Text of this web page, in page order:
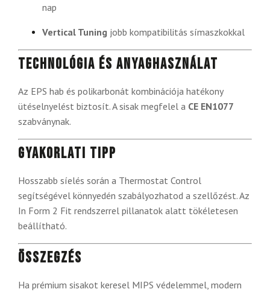
nap
Vertical Tuning jobb kompatibilitás símaszkokkal
Technológia és anyaghasználat
Az EPS hab és polikarbonát kombinációja hatékony
ütéselnyelést biztosít. A sisak megfelel a CE EN1077
szabványnak.
Gyakorlati tipp
Hosszabb síelés során a Thermostat Control
segítségével könnyedén szabályozhatod a szellőzést. Az
In Form 2 Fit rendszerrel pillanatok alatt tökéletesen
beállítható.
Összegzés
Ha prémium sisakot keresel MIPS védelemmel, modern